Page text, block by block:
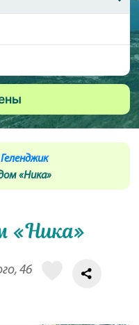
Геленджик
«Ника»
«Ника»
46